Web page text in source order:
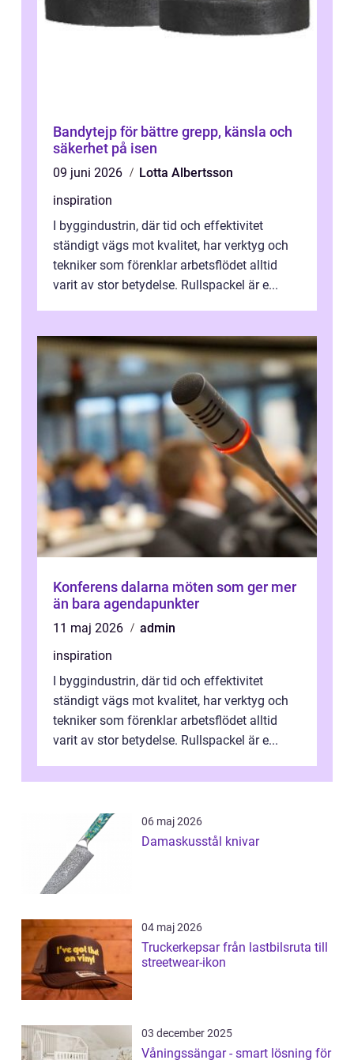
Bandytejp för bättre grepp, känsla och
säkerhet på isen
09 juni 2026
Lotta Albertsson
inspiration
I byggindustrin, där tid och effektivitet
ständigt vägs mot kvalitet, har verktyg och
tekniker som förenklar arbetsflödet alltid
varit av stor betydelse. Rullspackel är e...
Konferens dalarna möten som ger mer
än bara agendapunkter
11 maj 2026
admin
inspiration
I byggindustrin, där tid och effektivitet
ständigt vägs mot kvalitet, har verktyg och
tekniker som förenklar arbetsflödet alltid
varit av stor betydelse. Rullspackel är e...
06 maj 2026
Damaskusstål knivar
04 maj 2026
Truckerkepsar från lastbilsruta till
streetwear-ikon
03 december 2025
Våningssängar - smart lösning för